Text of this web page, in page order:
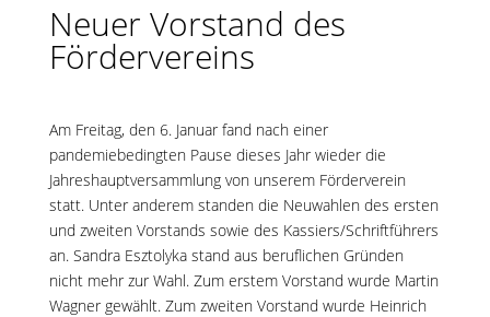
Neuer Vorstand des
Fördervereins
Am Freitag, den 6. Januar fand nach einer
pandemiebedingten Pause dieses Jahr wieder die
Jahreshauptversammlung von unserem Förderverein
statt. Unter anderem standen die Neuwahlen des ersten
und zweiten Vorstands sowie des Kassiers/Schriftführers
an. Sandra Esztolyka stand aus beruflichen Gründen
nicht mehr zur Wahl. Zum erstem Vorstand wurde Martin
Wagner gewählt. Zum zweiten Vorstand wurde Heinrich